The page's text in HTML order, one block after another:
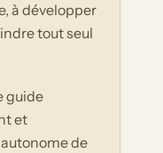
à développer
tout seul
guide
et
de